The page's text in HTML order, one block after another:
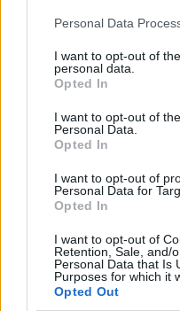
Personal Data
I want to opt-out of
personal data.
Opted In
I want to opt-out of
Personal Data.
Opted In
I want to opt-out of
Personal Data for
Opted In
I want to opt-out of
Retention, Sale, and/
Personal Data that Is
Purposes for which it
Opted Out
Esim for Global|Esim
Esim for USA|